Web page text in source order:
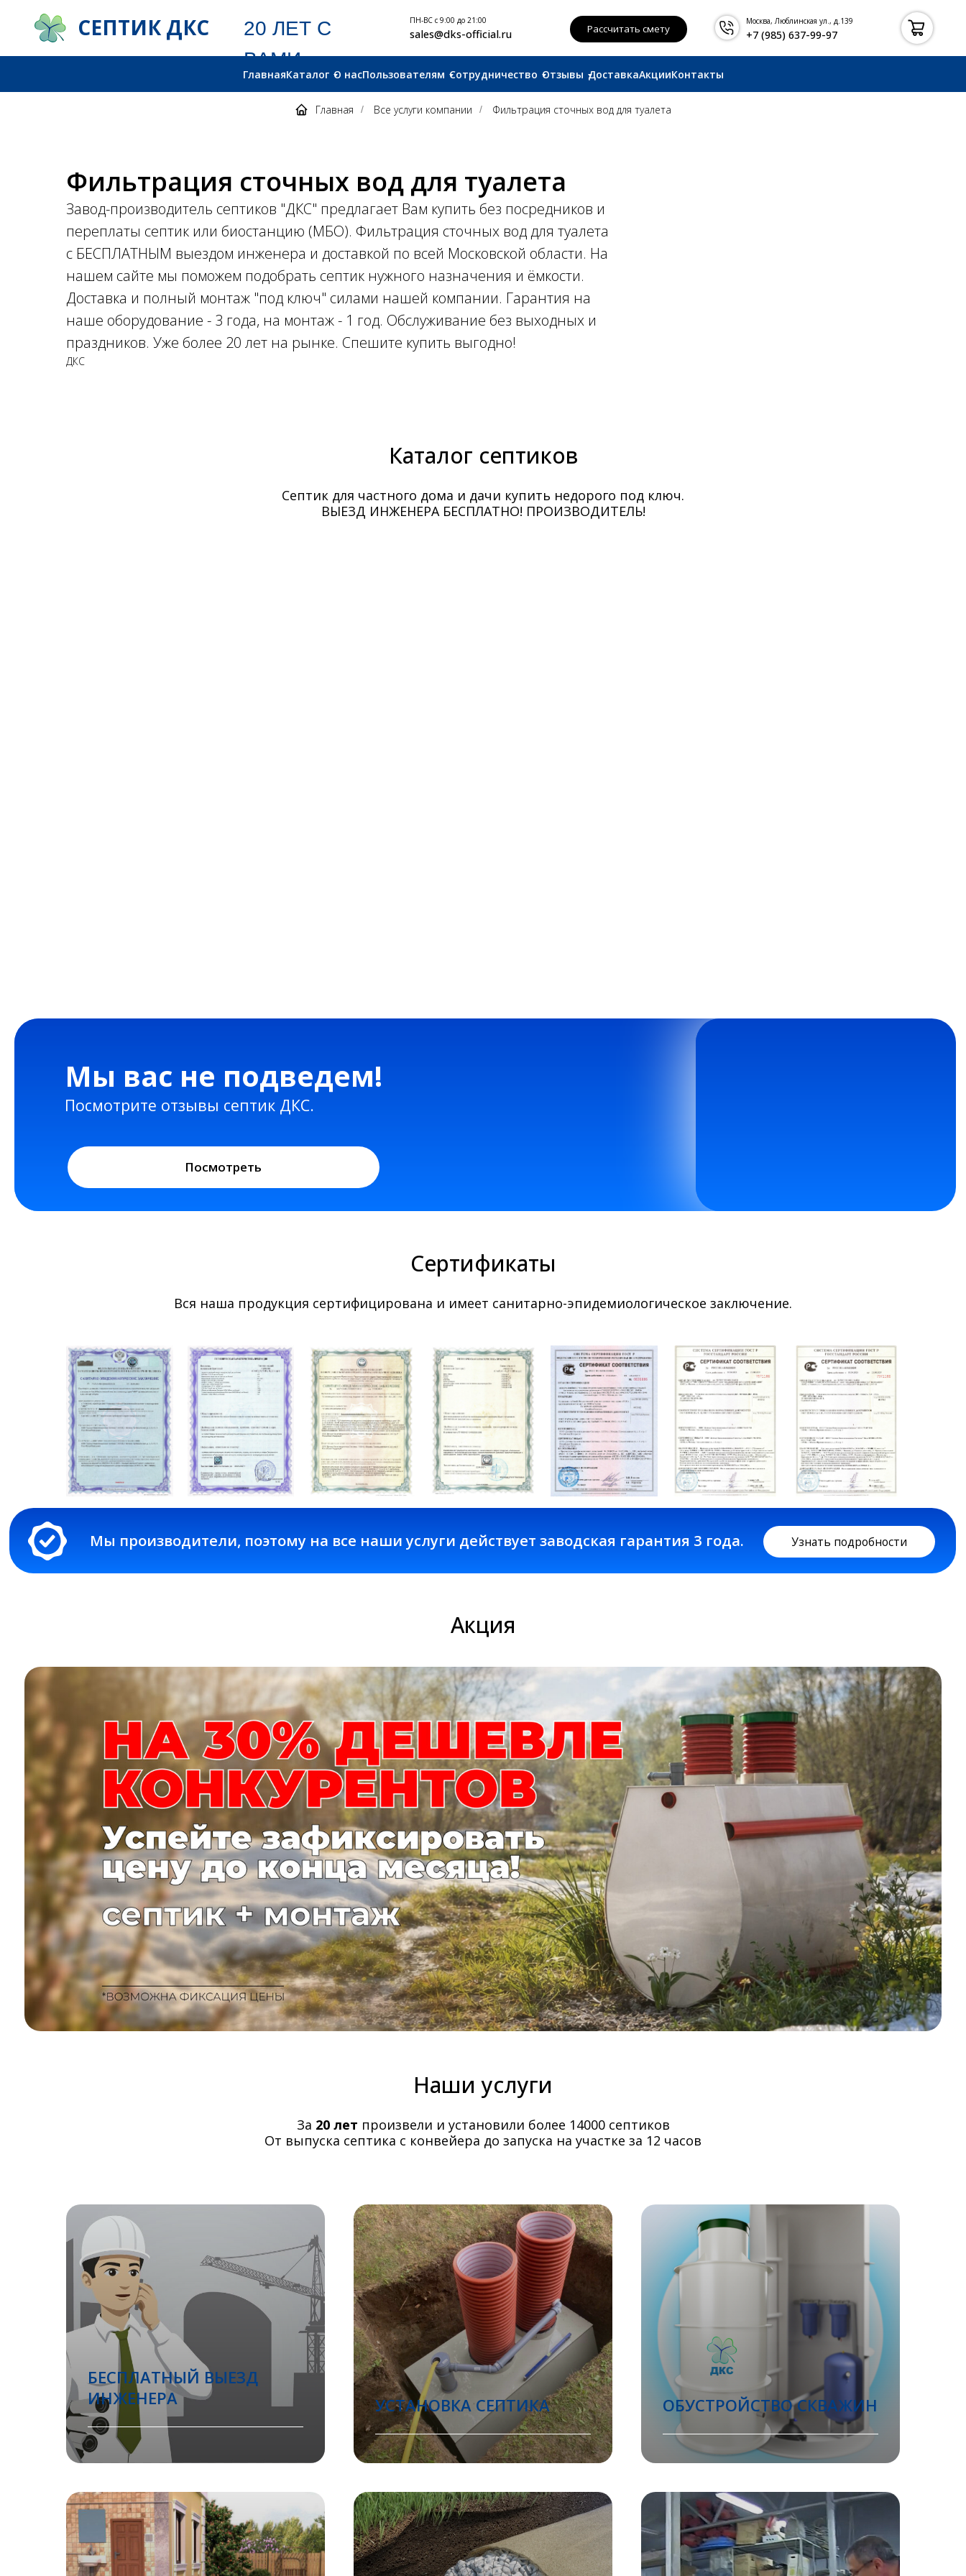
СЕПТИК ДКС Рассчитать смету +7 (985) 637-99-97
Москва, Люблинская ул., д.139
sales@dks-official.ru
ПН-ВС с 9:00 до 21:00
20 ЛЕТ С
ВАМИ
ГлавнаяКаталог О насПользователям Сотрудничество Отзывы ДоставкаАкцииКонтакты
Главная / Все услуги компании / Фильтрация сточных вод для туалета
Фильтрация сточных вод для туалета
Завод-производитель септиков "ДКС" предлагает Вам купить без посредников и
переплаты септик или биостанцию (МБО). Фильтрация сточных вод для туалета
с БЕСПЛАТНЫМ выездом инженера и доставкой по всей Московской области. На
нашем сайте мы поможем подобрать септик нужного назначения и ёмкости.
Доставка и полный монтаж "под ключ" силами нашей компании. Гарантия на
наше оборудование - 3 года, на монтаж - 1 год. Обслуживание без выходных и
праздников. Уже более 20 лет на рынке. Спешите купить выгодно!
ДКС
Каталог септиков
Септик для частного дома и дачи купить недорого под ключ.
ВЫЕЗД ИНЖЕНЕРА БЕСПЛАТНО! ПРОИЗВОДИТЕЛЬ!
Сертификаты
Вся наша продукция сертифицирована и имеет санитарно-эпидемиологическое заключение.
Мы производители, поэтому на все наши услуги действует заводская гарантия 3 года. Узнать подробности
Акция
Наши услуги
За 20 лет произвели и установили более 14000 септиков
От выпуска септика с конвейера до запуска на участке за 12 часов
БЕСПЛАТНЫЙ ВЫЕЗД
ИНЖЕНЕРА
Вызвать инженера
УСТАНОВКА СЕПТИКА
Помочь с выбором
ОБУСТРОЙСТВО СКВАЖИН